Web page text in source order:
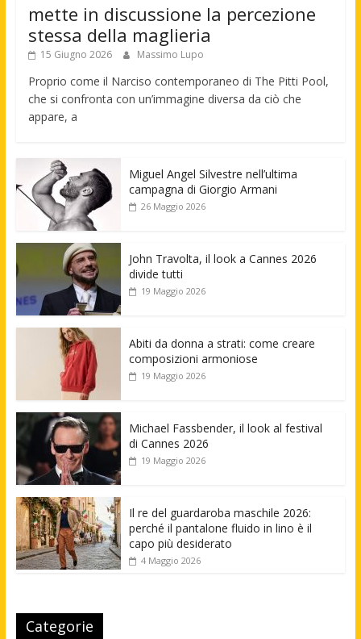
mette in discussione la percezione
stessa della maglieria
15 Giugno 2026 Massimo Lupo
Proprio come il Narciso contemporaneo di The Pitti Pool,
che si confronta con un’immagine diversa da ciò che
appare, a
Miguel Angel Silvestre nell’ultima
campagna di Giorgio Armani
26 Maggio 2026
John Travolta, il look a Cannes 2026
divide tutti
19 Maggio 2026
Abiti da donna a strati: come creare
composizioni armoniose
19 Maggio 2026
Michael Fassbender, il look al festival
di Cannes 2026
19 Maggio 2026
Il re del guardaroba maschile 2026:
perché il pantalone fluido in lino è il
capo più desiderato
4 Maggio 2026
Categorie